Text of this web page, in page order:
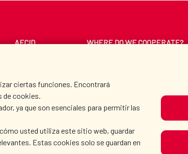
ciertas funciones. Encontrará
de cookies.
ya que son esenciales para permitir las
usted utiliza este sitio web, guardar
Estas cookies solo se guardan en
AECID WHERE DO WE COOPERATE?
PRESS ROOM CULTURE AND SCIENCE
OUR